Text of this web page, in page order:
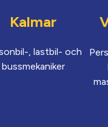
Kalmar
, lastbil- och
bussmekaniker